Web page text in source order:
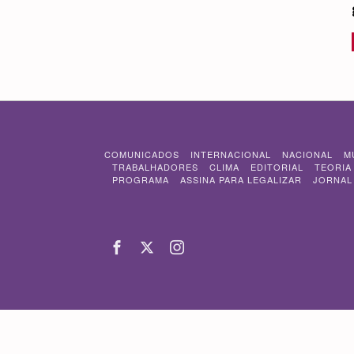
COMUNICADOS INTERNACIONAL NACIONAL
TRABALHADORES
CLIMA EDITORIAL
TEORIA
PROGRAMA
ASSINA PARA LEGALIZAR